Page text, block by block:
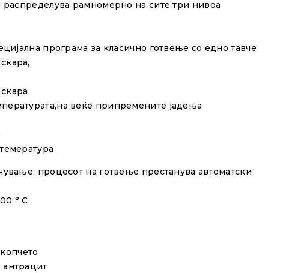
распределува рамномерно на сите три нивоа
програма за класично готвење со едно тавче
веќе припремените јадења
процесот на готвење престанува автоматски
° C